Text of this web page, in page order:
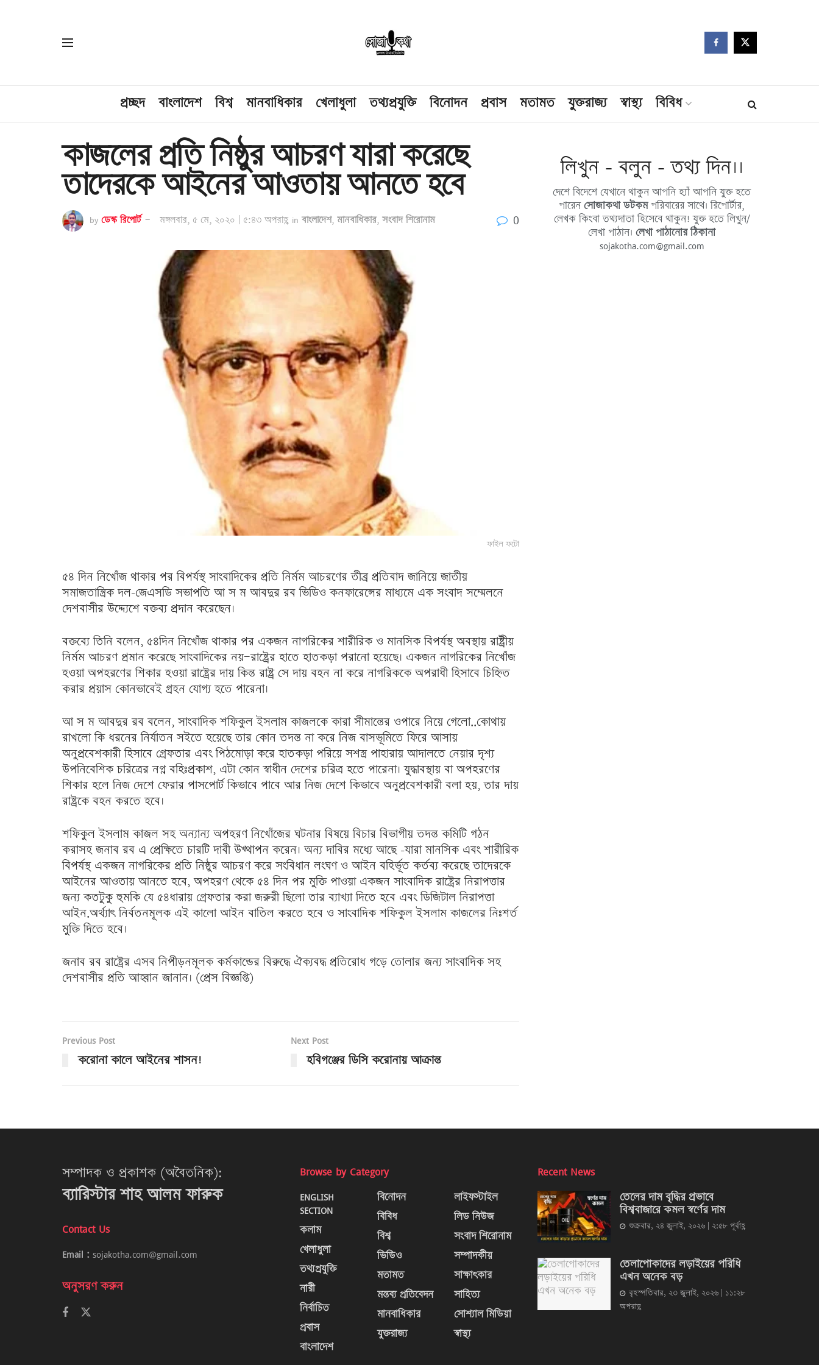
প্রচ্ছদ বাংলাদেশ বিশ্ব মানবাধিকার খেলাধুলা তথ্যপ্রযুক্তি বিনোদন প্রবাস মতামত যুক্তরাজ্য স্বাস্থ্য বিবিধ
কাজলের প্রতি নিষ্ঠুর আচরণ যারা করেছে
তাদেরকে আইনের আওতায় আনতে হবে
by ডেস্ক রিপোর্ট মঙ্গলবার, ৫ মে, ২০২০ | ৫:৪৩ অপরাহ্ণ in বাংলাদেশ, মানবাধিকার, সংবাদ শিরোনাম 0
ফাইল ফটো
৫৪ দিন নিখোঁজ থাকার পর বিপর্যস্থ সাংবাদিকের প্রতি নির্মম আচরণের তীব্র প্রতিবাদ জানিয়ে জাতীয়
সমাজতান্ত্রিক দল-জেএসডি সভাপতি আ স ম আবদুর রব ভিডিও কনফারেন্সের মাধ্যমে এক সংবাদ সম্মেলনে
দেশবাসীর উদ্দ্যেশে বক্তব্য প্রদান করেছেন।
বক্তব্যে তিনি বলেন, ৫৪দিন নিখোঁজ থাকার পর একজন নাগরিকের শারীরিক ও মানসিক বিপর্যস্থ অবস্থায় রাষ্ট্রীয়
নির্মম আচরণ প্রমান করেছে সাংবাদিকের নয়—রাষ্ট্রের হাতে হাতকড়া পরানো হয়েছে। একজন নাগরিকের নিখোঁজ
হওয়া অপহরণের শিকার হওয়া রাষ্ট্রের দায় কিন্ত রাষ্ট্র সে দায় বহন না করে নাগরিককে অপরাধী হিসাবে চিহ্নিত
করার প্রয়াস কোনভাবেই গ্রহন যোগ্য হতে পারেনা।
আ স ম আবদুর রব বলেন, সাংবাদিক শফিকুল ইসলাম কাজলকে কারা সীমান্তের ওপারে নিয়ে গেলো..কোথায়
রাখলো কি ধরনের নির্যাতন সইতে হয়েছে তার কোন তদন্ত না করে নিজ বাসভূমিতে ফিরে আসায়
অনুপ্রবেশকারী হিসাবে গ্রেফতার এবং পিঠমোড়া করে হাতকড়া পরিয়ে সশস্ত্র পাহারায় আদালতে নেয়ার দৃশ্য
উপনিবেশিক চরিত্রের নগ্ন বহিঃপ্রকাশ, এটা কোন স্বাধীন দেশের চরিত্র হতে পারেনা। যুদ্ধাবস্থায় বা অপহরণের
শিকার হলে নিজ দেশে ফেরার পাসপোর্ট কিভাবে পাবে আর নিজ দেশে কিভাবে অনুপ্রবেশকারী বলা হয়, তার দায়
রাষ্ট্রকে বহন করতে হবে।
শফিকুল ইসলাম কাজল সহ অন্যান্য অপহরণ নিখোঁজের ঘটনার বিষয়ে বিচার বিভাগীয় তদন্ত কমিটি গঠন
করাসহ জনাব রব এ প্রেক্ষিতে চারটি দাবী উখ্থাপন করেন। অন্য দাবির মধ্যে আছে -যারা মানসিক এবং শারীরিক
বিপর্যস্থ একজন নাগরিকের প্রতি নিষ্ঠুর আচরণ করে সংবিধান লংঘণ ও আইন বহির্ভূত কর্তব্য করেছে তাদেরকে
আইনের আওতায় আনতে হবে, অপহরণ থেকে ৫৪ দিন পর মুক্তি পাওয়া একজন সাংবাদিক রাষ্ট্রের নিরাপত্তার
জন্য কতটুকু হুমকি যে ৫৪ধারায় গ্রেফতার করা জরুরী ছিলো তার ব্যাখ্যা দিতে হবে এবং ডিজিটাল নিরাপত্তা
আইন.অর্থ্যাৎ নির্বতনমূলক এই কালো আইন বাতিল করতে হবে ও সাংবাদিক শফিকুল ইসলাম কাজলের নিঃশর্ত
মুক্তি দিতে হবে।
জনাব রব রাষ্ট্রের এসব নিপীড়নমূলক কর্মকান্ডের বিরুদ্ধে ঐক্যবদ্ধ প্রতিরোধ গড়ে তোলার জন্য সাংবাদিক সহ
দেশবাসীর প্রতি আহ্বান জানান। (প্রেস বিজ্ঞপ্তি)
Previous Post
করোনা কালে আইনের শাসন!
Next Post
হবিগঞ্জের ডিসি করোনায় আক্রান্ত
লিখুন - বলুন - তথ্য দিন।।
দেশে বিদেশে যেখানে থাকুন আপনি হ্যাঁ আপনি যুক্ত হতে
পারেনসোজাকথা ডটকমপরিবারের সাথে। রিপোর্টার,
লেখক কিংবা তথ্যদাতা হিসেবে থাকুন! যুক্ত হতে লিখুন/
লেখা পাঠান। লেখা পাঠানোর ঠিকানা
sojakotha.com@gmail.com
সম্পাদক ও প্রকাশক (অবৈতনিক):
ব্যারিস্টার শাহ আলম ফারুক
Contact Us
Email : sojakotha.com@gmail.com
অনুসরণ করুন
Browse by Category
ENGLISH
SECTION
কলাম
খেলাধুলা
তথ্যপ্রযুক্তি
নারী
নির্বাচিত
প্রবাস
বাংলাদেশ
বিনোদন
বিবিধ
বিশ্ব
ভিডিও
মতামত
মন্তব্য প্রতিবেদন
মানবাধিকার
যুক্তরাজ্য
লাইফস্টাইল
লিড নিউজ
সংবাদ শিরোনাম
সম্পাদকীয়
সাক্ষাৎকার
সাহিত্য
সোশ্যাল মিডিয়া
স্বাস্থ্য
Recent News
তেলের দাম বৃদ্ধির প্রভাবে
বিশ্ববাজারে কমল স্বর্ণের দাম
শুক্রবার, ২৪ জুলাই, ২০২৬ | ২:৫৮ পূর্বাহ্ণ
তেলাপোকাদের লড়াইয়ের পরিধি
এখন অনেক বড়
বৃহস্পতিবার, ২৩ জুলাই, ২০২৬ | ১১:২৮
অপরাহ্ণ